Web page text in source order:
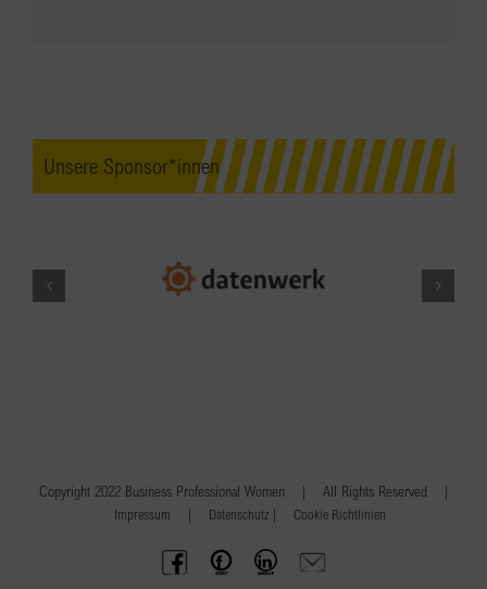
Unsere Sponsor*innen
Copyright 2022 Business Professional Women | All Rights Reserved |
Impressum | Datenschutz | Cookie Richtlinien
BPW
Austria
Offenes
Frauennetzwerk
BPW
Gruppe
Anfrage
schicken